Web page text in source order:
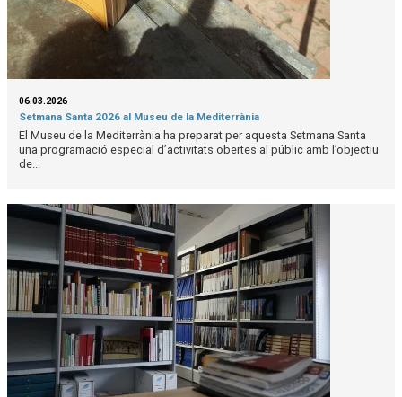
06.03.2026
Setmana Santa 2026 al Museu de la Mediterrània
El Museu de la Mediterrània ha preparat per aquesta Setmana Santa
una programació especial d’activitats obertes al públic amb l’objectiu
de...